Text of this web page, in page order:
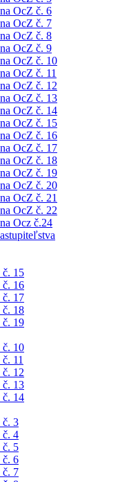
OcZ č. 6
OcZ č. 7
OcZ č. 8
OcZ č. 9
OcZ č. 10
OcZ č. 11
OcZ č. 12
OcZ č. 13
OcZ č. 14
OcZ č. 15
OcZ č. 16
OcZ č. 17
OcZ č. 18
OcZ č. 19
OcZ č. 20
OcZ č. 21
OcZ č. 22
Ocz č.24
č. 15
č. 16
č. 17
č. 18
č. 19
č. 10
11
č. 12
č. 13
č. 14
č. 3
č. 4
č. 5
č. 6
č. 7